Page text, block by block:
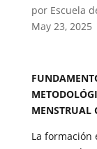
por Escuela
May 23, 2025
MENSTRUAL
La formación